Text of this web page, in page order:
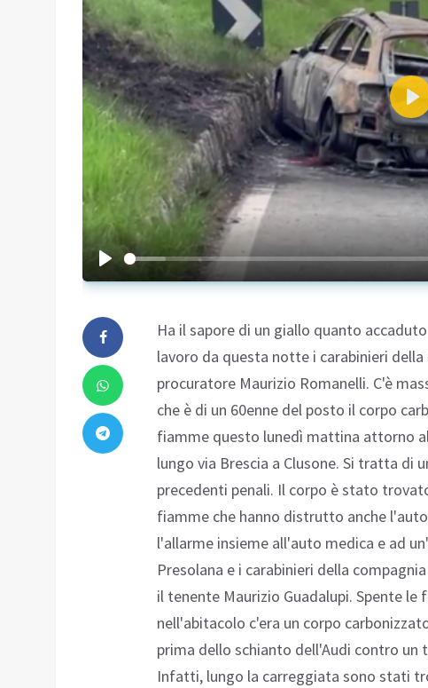
Play
Ha il sapore di un giallo quanto
lavoro da questa notte i carabinieri
procuratore Maurizio Romanelli. C'è
che è di un 60enne del posto il corpo
fiamme questo lunedì mattina attorno
lungo via Brescia a Clusone. Si tratta di
precedenti penali. Il corpo è stato
fiamme che hanno distrutto anche
l'allarme insieme all'auto medica e ad
Presolana e i carabinieri della
il tenente Maurizio Guadalupi. Spente
nell'abitacolo c'era un corpo
prima dello schianto dell'Audi contro un
Infatti, lungo la carreggiata sono stati